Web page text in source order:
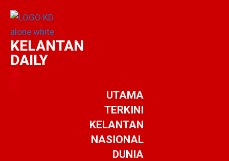
KELANTAN
DAILY
UTAMA
TERKINI
KELANTAN
NASIONAL
DUNIA